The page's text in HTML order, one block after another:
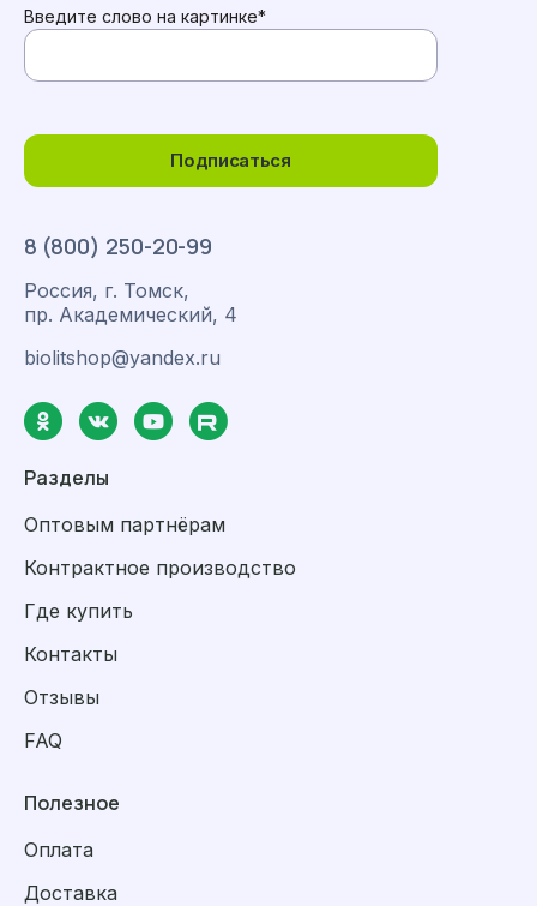
8 (800) 250-20-99
Россия, г. Томск,
пр. Академический, 4
biolitshop@yandex.ru
Разделы
Оптовым партнёрам
Контрактное производство
Где купить
Контакты
Отзывы
FAQ
Полезное
Оплата
Доставка
Подписаться
Введите слово на картинке*